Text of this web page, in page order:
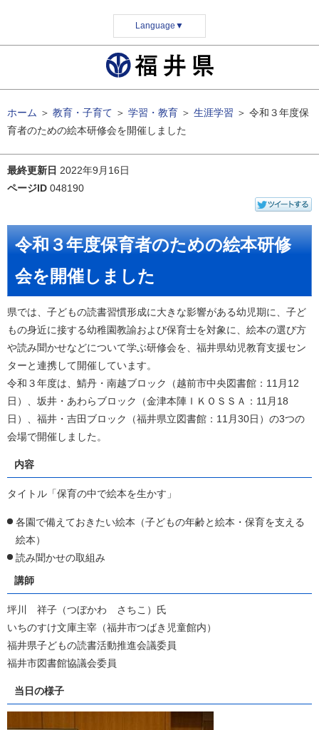
Language ▼
ホーム ＞ 教育・子育て ＞ 学習・教育 ＞ 生涯学習 ＞ 令和３年度保
育者のための絵本研修会を開催しました
最終更新日 2022年9月16日
ページID 048190
令和３年度保育者のための絵本研修
会を開催しました
県では、子どもの読書習慣形成に大きな影響がある幼児期に、子ど
もの身近に接する幼稚園教諭および保育士を対象に、絵本の選び方
や読み聞かせなどについて学ぶ研修会を、福井県幼児教育支援セン
ターと連携して開催しています。
令和３年度は、鯖丹・南越ブロック（越前市中央図書館：11月12
日）、坂井・あわらブロック（金津本陣ＩＫＯＳＳＡ：11月18
日）、福井・吉田ブロック（福井県立図書館：11月30日）の3つの
会場で開催しました。
内容
タイトル「保育の中で絵本を生かす」
各園で備えておきたい絵本（子どもの年齢と絵本・保育を支える
絵本）
読み聞かせの取組み
講師
坪川 祥子（つぼかわ さちこ）氏
いちのすけ文庫主宰（福井市つばき児童館内）
福井県子どもの読書活動推進会議委員
福井市図書館協議会委員
当日の様子